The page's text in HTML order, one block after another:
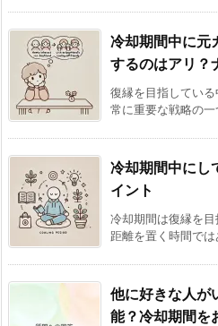
冷却期間中に元
するのはアリ？
復縁を目指してい
常に重要な戦略の
冷却期間中にし
イント
冷却期間は復縁を
距離を置く時間で
他に好きな人が
能？冷却期間を